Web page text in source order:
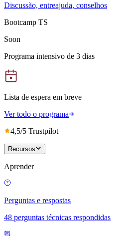
Discussão, entreajuda, conselhos
Bootcamp TS
Soon
Programa intensivo de 3 dias
Lista de espera em breve
Ver todo o programa
4,5/5 Trustpilot
Recursos
Aprender
Perguntas e respostas
48 perguntas técnicas respondidas